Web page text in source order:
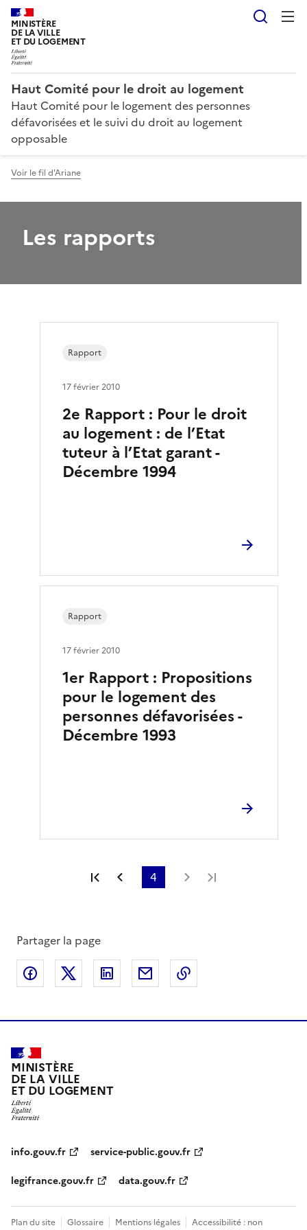
MINISTÈRE
DE LA VILLE
ET DU LOGEMENT
Haut Comité pour le droit au logement
Haut Comité pour le logement des personnes
défavorisées et le suivi du droit au logement
opposable
Voir le fil d'Ariane
Les rapports
2e Rapport : Pour le droit
au logement : de l’Etat
tuteur à l’Etat garant -
Décembre 1994
Rapport
17 février 2010
1er Rapport : Propositions
pour le logement des
personnes défavorisées -
Décembre 1993
Rapport
17 février 2010
Première page
Page précédente
4 Page suivante
Partager la page
Partager sur Facebook
Partager sur XPartager sur LinkedIn
Partager par email
MINISTÈRE
DE LA VILLE
ET DU LOGEMENT
info.gouv.fr
service-public.gouv.fr
legifrance.gouv.fr
data.gouv.fr
Plan du site Glossaire Mentions légales Accessibilité : non